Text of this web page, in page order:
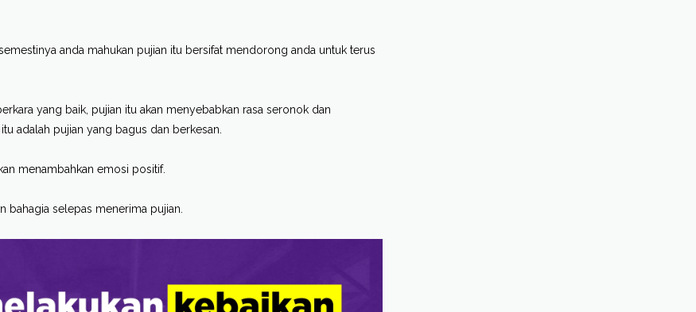
anda mahukan pujian itu bersifat mendorong anda untuk terus
yang baik, pujian itu akan menyebabkan rasa seronok dan
adalah pujian yang bagus dan berkesan.
menambahkan emosi positif.
bahagia selepas menerima pujian.